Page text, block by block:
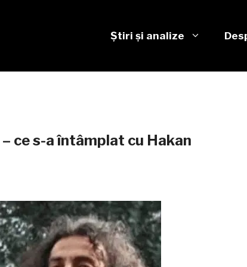
Știri și analize
ce s-a întâmplat cu Hakan